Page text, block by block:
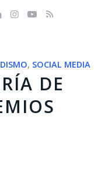
, SOCIAL MEDIA
DE